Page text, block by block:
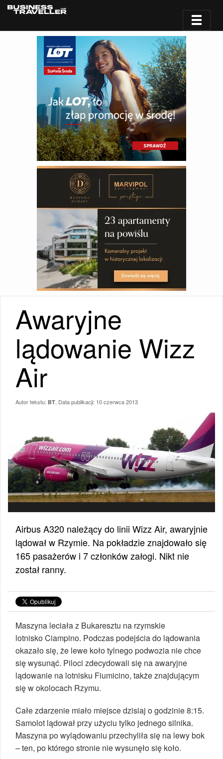
Awaryjne
lądowanie Wizz
Air
Autor tekstu: BT , Data publikacji: 10 czerwca 2013
Airbus A320 należący do linii Wizz Air, awaryjnie
lądował w Rzymie. Na pokładzie znajdowało się
165 pasażerów i 7 członków załogi. Nikt nie
został ranny.
Maszyna leciała z Bukaresztu na rzymskie
lotnisko Ciampino. Podczas podejścia do lądowania
okazało się, że lewe koło tylnego podwozia nie chce
się wysunąć. Piloci zdecydowali się na awaryjne
lądowanie na lotnisku Fiumicino, także znajdującym
się w okolocach Rzymu.
Całe zdarzenie miało miejsce dzisiaj o godzinie 8:15.
Samolot lądował przy użyciu tylko jednego silnika.
Maszyna po wylądowaniu przechyliła się na lewy bok
– ten, po którego stronie nie wysunęło się koło.